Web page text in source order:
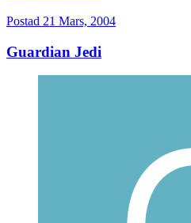
Postad 21 Mars, 2004
Guardian Jedi